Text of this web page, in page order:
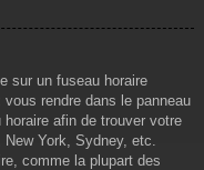
sur un fuseau horaire
rendre dans le panneau
afin de trouver votre
York, Sydney, etc.
comme la plupart des